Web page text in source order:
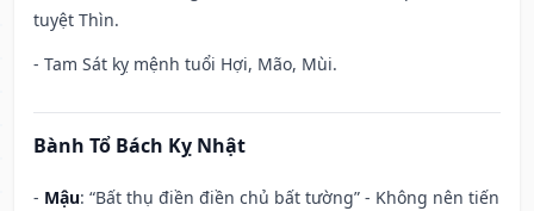
tuyệt Thìn.
- Tam Sát kỵ mệnh tuổi Hợi, Mão, Mùi.
Bành Tổ Bách Kỵ Nhật
- Mậu: “Bất thụ điền điền chủ bất tường” - Không nên tiến